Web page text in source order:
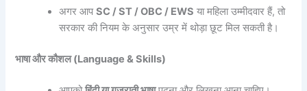
अगर आपSC / ST / OBC / EWS या महिला उम्मीदवार हैं, तो
सरकार की नियम के अनुसार उम्र में थोड़ा छूट मिल सकती है।
भाषाऔरकौशल (Language & Skills)